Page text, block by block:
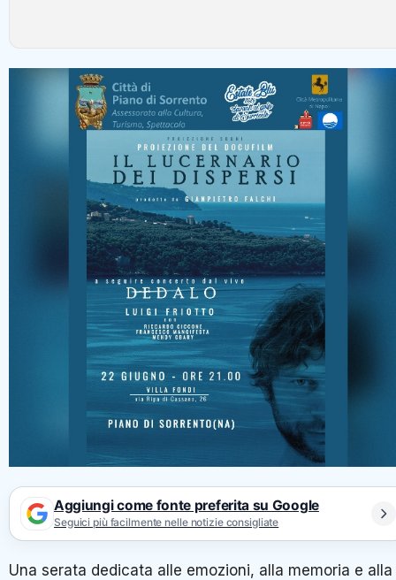
Aggiungi come fonte preferita su Google
Seguici più facilmente nelle notizie consigliate
Una serata dedicata alle emozioni, alla memoria e alla